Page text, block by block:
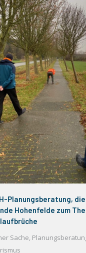
Planungsberatung,
Hohenfelde zum
Sache,